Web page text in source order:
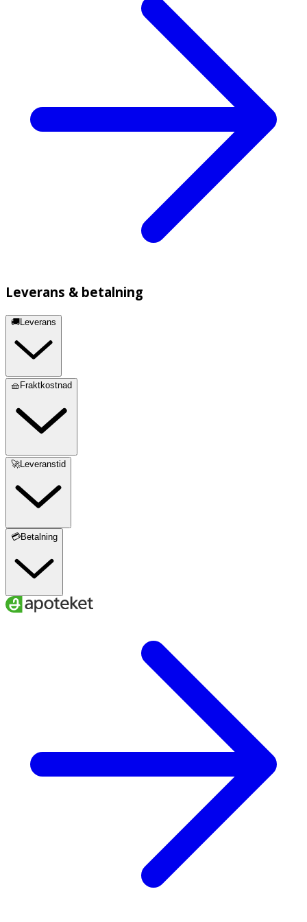
· Allegra rekommenderas inte till ammande kvinnor.
Den aktiva substansen fexofenadinhydroklorid är ett
antihistamin som inte orsakar trötthet. Läkemedlet
verkar genom att hämma frisättningen av histamin, vilket
Förvaring
Förvaras i rumstemperatur utom räckhåll för små barn.
120 mg fexofenadinhydroklorid.
kroskarmellosnatrium, magnesiumstearat.
·Filmdragering:
titandioxid (E171), vattenfri kolloidal kiseldioxid,
makrogol 400, röd järnoxid (E172) och gul järnoxid
(E172).
Leverans & betalning
🚚Leverans
🧺Fraktkostnad
🚀Leveranstid
💳Betalning